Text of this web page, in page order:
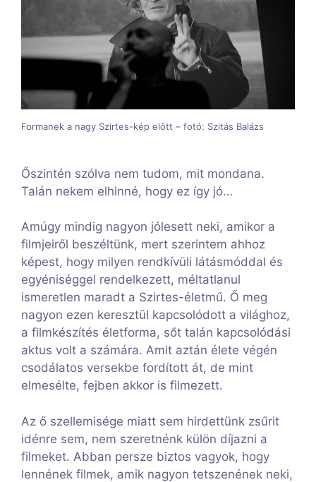
Formanek a nagy Szirtes-kép előtt – fotó: Szitás Balázs
Őszintén szólva nem tudom, mit mondana.
Talán nekem elhinné, hogy ez így jó…
Amúgy mindig nagyon jólesett neki, amikor a
filmjeiről beszéltünk, mert szerintem ahhoz
képest, hogy milyen rendkívüli látásmóddal és
egyéniséggel rendelkezett, méltatlanul
ismeretlen maradt a Szirtes-életmű. Ő meg
nagyon ezen keresztül kapcsolódott a világhoz,
a filmkészítés életforma, sőt talán kapcsolódási
aktus volt a számára. Amit aztán élete végén
csodálatos versekbe fordított át, de mint
elmesélte, fejben akkor is filmezett.
Az ő szellemisége miatt sem hirdettünk zsűrit
idénre sem, nem szeretnénk külön díjazni a
filmeket. Abban persze biztos vagyok, hogy
lennének filmek, amik nagyon tetszenének neki,